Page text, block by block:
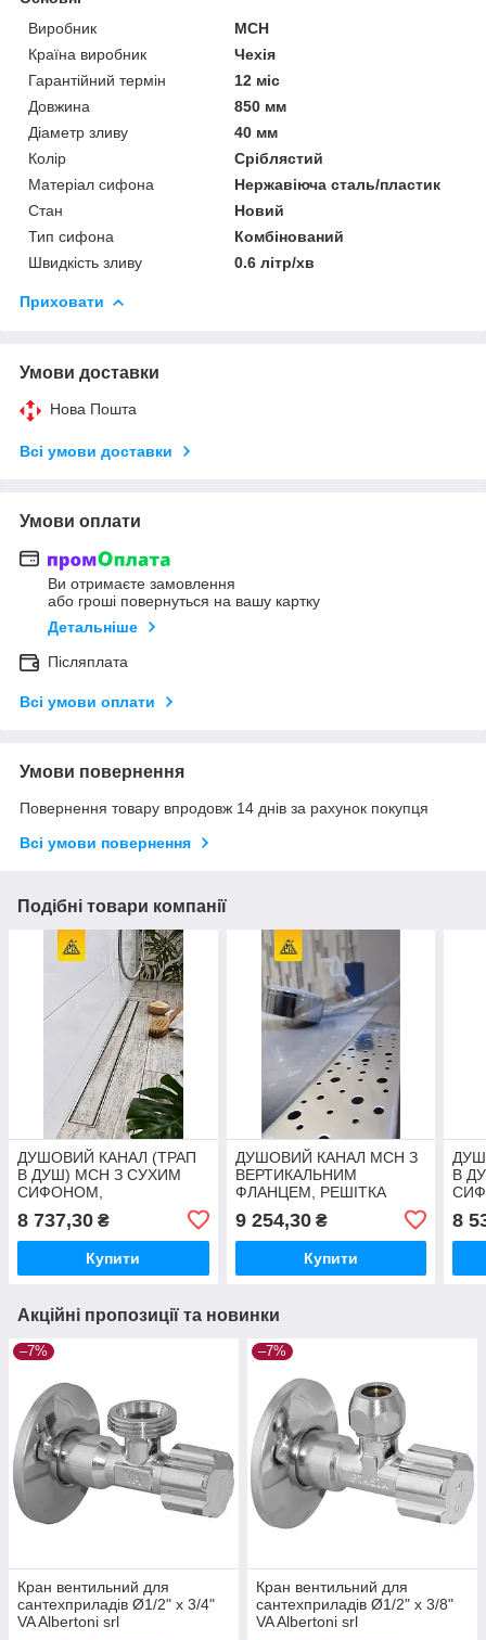
Виробник
MCH
Країна виробник
Чехія
Гарантійний термін
12 міс
Довжина
850 мм
Діаметр зливу
40 мм
Колір
Сріблястий
Матеріал сифона
Нержавіюча сталь/пластик
Стан
Новий
Тип сифона
Комбінований
Швидкість зливу
0.6 літр/хв
Приховати
Умови доставки
Нова Пошта
Всі умови доставки
Умови оплати
Ви отримаєте замовлення
або гроші повернуться на вашу картку
Детальніше
Післяплата
Всі умови оплати
Умови повернення
Повернення товару впродовж 14 днів за рахунок покупця
Всі умови повернення
Подібні товари компанії
ДУШОВИЙ КАНАЛ (ТРАП
В ДУШ) МСН З СУХИМ
СИФОНОМ,
ФЛАНЦЕМ, РЕШІТКА ПІД
ПЛИТКУ, 750 ММ
8 737,30 ₴
Купити
ДУШОВИЙ КАНАЛ МСН З
ВЕРТИКАЛЬНИМ
ФЛАНЦЕМ, РЕШІТКА
КРАПЛІ, СУХИЙ СИФОН
DN40, H65 ММ, L850 ММ
9 254,30₴
Купити
В
8
Акційні пропозиції та новинки
–7%
Кран вентильний для
сантехприладів Ø1/2" х 3/4"
VA Albertoni srl
–7%
Кран вентильний для
сантехприладів Ø1/2" х 3/8"
VA Albertoni srl